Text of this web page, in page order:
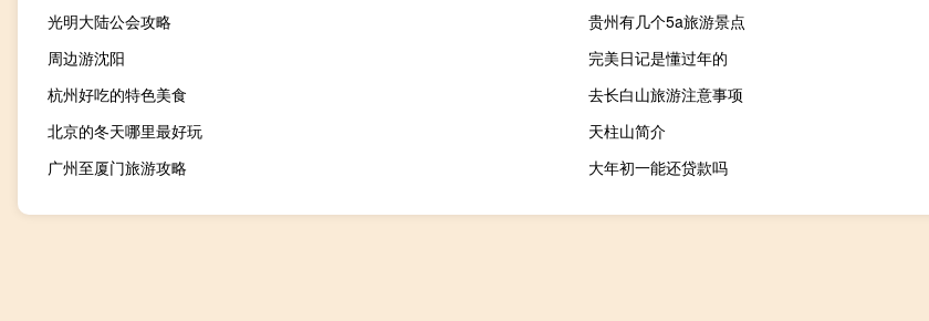
光明大陆公会攻略
贵州有几个5a旅游景点
周边游沈阳
完美日记是懂过年的
杭州好吃的特色美食
去长白山旅游注意事项
北京的冬天哪里最好玩
天柱山简介
广州至厦门旅游攻略
大年初一能还贷款吗